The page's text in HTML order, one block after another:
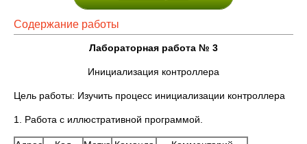
Содержание работы
Лабораторная работа № 3
Инициализация контроллера
Цель работы: Изучить процесс инициализации контроллера
1. Работа с иллюстративной программой.